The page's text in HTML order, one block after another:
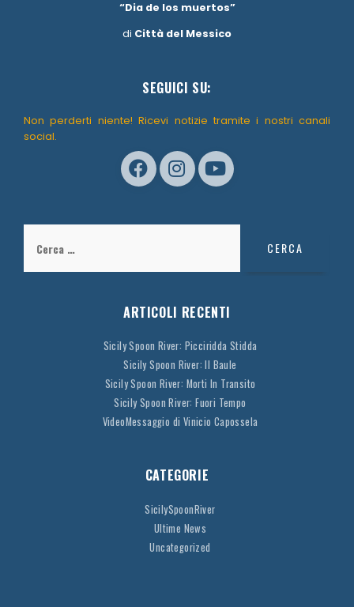
“Dia de los muertos”
di Città del Messico
SEGUICI SU:
Non perderti niente! Ricevi notizie tramite i nostri canali
social.
per:
ARTICOLI RECENTI
Sicily Spoon River: Picciridda Stidda
Sicily Spoon River: Il Baule
Sicily Spoon River: Morti In Transito
Sicily Spoon River: Fuori Tempo
VideoMessaggio di Vinicio Capossela
CATEGORIE
SicilySpoonRiver
Ultime News
Uncategorized